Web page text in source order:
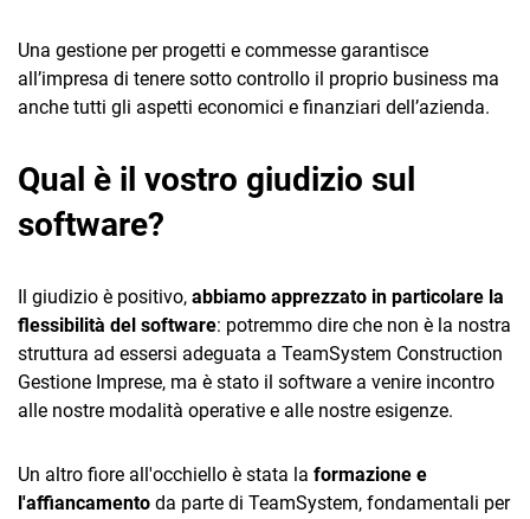
Una gestione per progetti e commesse garantisce
all’impresa di tenere sotto controllo il proprio business ma
anche tutti gli aspetti economici e finanziari dell’azienda.
Qual è il vostro giudizio sul
software?
Il giudizio è positivo, abbiamo apprezzato in particolare la
flessibilità del software: potremmo dire che non è la nostra
struttura ad essersi adeguata a TeamSystem Construction
Gestione Imprese, ma è stato il software a venire incontro
alle nostre modalità operative e alle nostre esigenze.
Un altro fiore all'occhiello è stata la formazione e
l'affiancamento da parte di TeamSystem, fondamentali per